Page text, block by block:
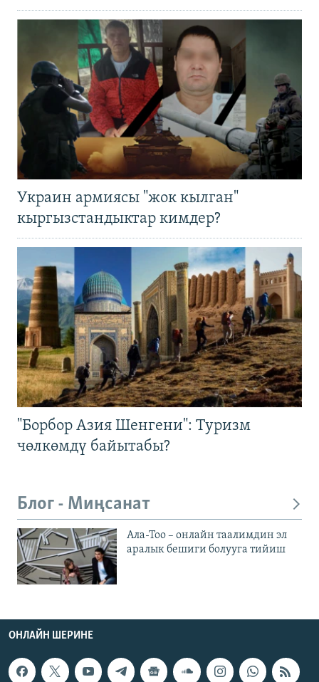
Украин армиясы "жок кылган"
кыргызстандыктар кимдер?
"Борбор Азия Шенгени": Туризм
чөлкөмдү байытабы?
Блог - Миңсанат
Ала-Тоо – онлайн таалимдин эл
аралык бешиги болууга тийиш
ОНЛАЙН ШЕРИНЕ